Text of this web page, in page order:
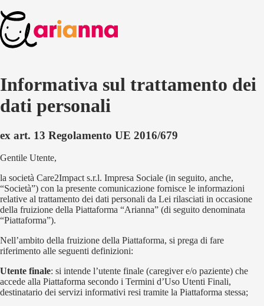
Informativa sul trattamento dei
dati personali
ex art. 13 Regolamento UE 2016/679
Gentile Utente,
la società Care2Impact s.r.l. Impresa Sociale (in seguito, anche,
“Società”) con la presente comunicazione fornisce le informazioni
relative al trattamento dei dati personali da Lei rilasciati in occasione
della fruizione della Piattaforma “Arianna” (di seguito denominata
“Piattaforma”).
Nell’ambito della fruizione della Piattaforma, si prega di fare
riferimento alle seguenti definizioni:
Utente finale: si intende l’utente finale (caregiver e/o paziente) che
accede alla Piattaforma secondo i Termini d’Uso Utenti Finali,
destinatario dei servizi informativi resi tramite la Piattaforma stessa;